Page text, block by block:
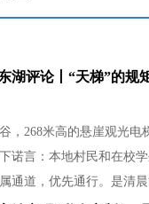
湖评论丨“天梯”的规
，268米高的悬崖观光电
诺言：本地村民和在校
通道，优先通行。是清